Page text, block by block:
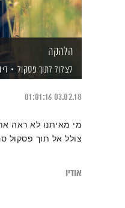
הלהקה
לצלול לתוך פסקול
03.02.18
01:01:16
צולל אל תוך פסקול
אודיו